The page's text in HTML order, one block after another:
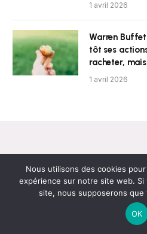
1 avril 2026
Warren
tôt ses
racheter,
1 avril 2026
Obtenez les
Nous utilisons des cookies
expérience sur notre site web.
site, nous supposerons
OK